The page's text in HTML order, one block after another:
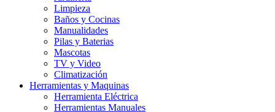
Limpieza
Baños y Cocinas
Manualidades
Pilas y Baterias
Mascotas
TV y Video
Climatización
Herramientas y Maquinas
Herramienta Eléctrica
Herramientas Manuales